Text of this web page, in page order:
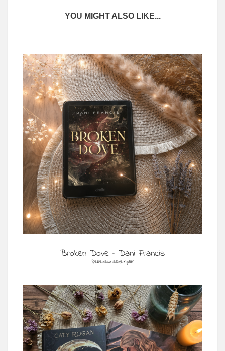
YOU MIGHT ALSO LIKE...
Broken Dove – Dani Francis
Rezensionsexemplar